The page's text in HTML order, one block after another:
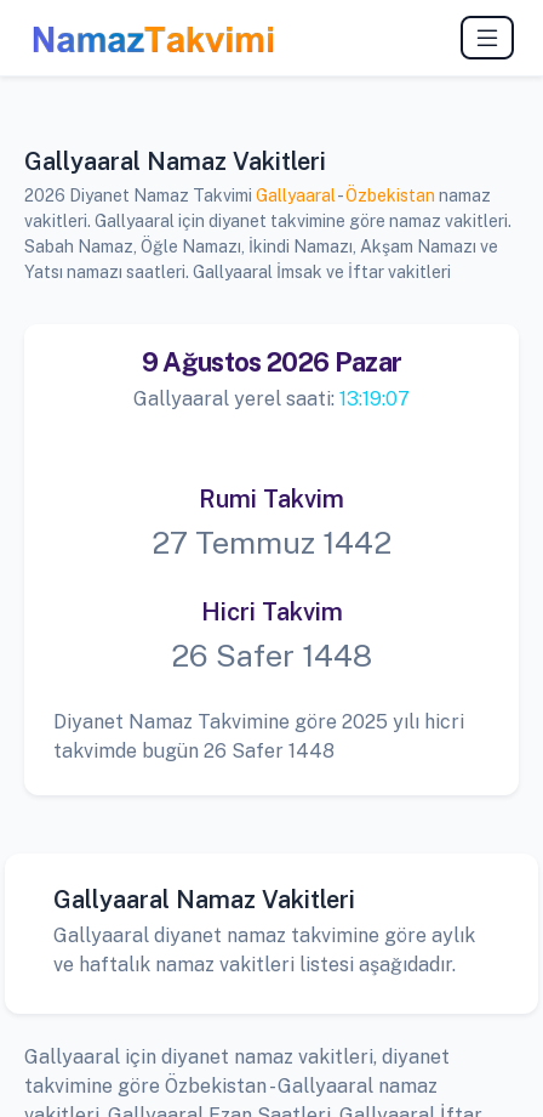
Gallyaaral Namaz Vakitleri
2026 Diyanet Namaz Takvimi Gallyaaral-Özbekistan namaz
vakitleri. Gallyaaral için diyanet takvimine göre namaz vakitleri.
Sabah Namaz, Öğle Namazı, İkindi Namazı, Akşam Namazı ve
Yatsı namazı saatleri. Gallyaaral İmsak ve İftar vakitleri
9 Ağustos 2026 Pazar
Gallyaaral yerel saati: 13:19:07
Rumi Takvim
27 Temmuz 1442
Hicri Takvim
26 Safer 1448
Diyanet Namaz Takvimine göre 2025 yılı hicri
takvimde bugün 26 Safer 1448
Gallyaaral Namaz Vakitleri
Gallyaaral diyanet namaz takvimine göre aylık
ve haftalık namaz vakitleri listesi aşağıdadır.
Gallyaaral için diyanet namaz vakitleri, diyanet
takvimine göre Özbekistan - Gallyaaral namaz